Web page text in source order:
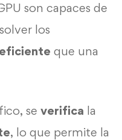
son capaces de
los
que una
se verifica la
, lo que permite la